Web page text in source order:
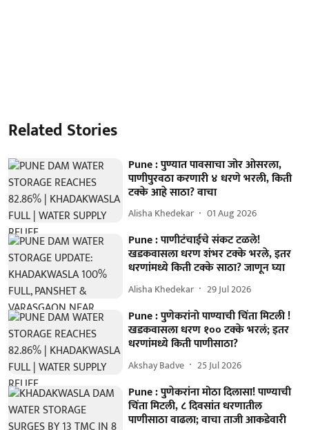
Related Stories
Pune : पुण्यात पावसाचा जोर ओसरला,
पाणीपुरवठा करणारी ४ धरणे भरली, किती
टक्के आहे साठा? वाचा
Alisha Khedekar 01 Aug 2026
Pune : पाणीटंचाईचे संकट टळले!
खडकवासला धरण शंभर टक्के भरले, इतर
धरणांमध्ये किती टक्के साठा? जाणून घ्या
Alisha Khedekar 29 Jul 2026
Pune : पुणेकरांनो पाण्याची चिंता मिटली !
खडकवासला धरण १०० टक्के भरलं; इतर
धरणांमध्ये किती पाणीसाठा?
Akshay Badve 25 Jul 2026
Pune : पुणेकरांना मोठा दिलासा! पाण्याची
चिंता मिटली, ८ दिवसांत धरणातील
पाणीसाठा वाढला; वाचा ताजी आकडेवारी